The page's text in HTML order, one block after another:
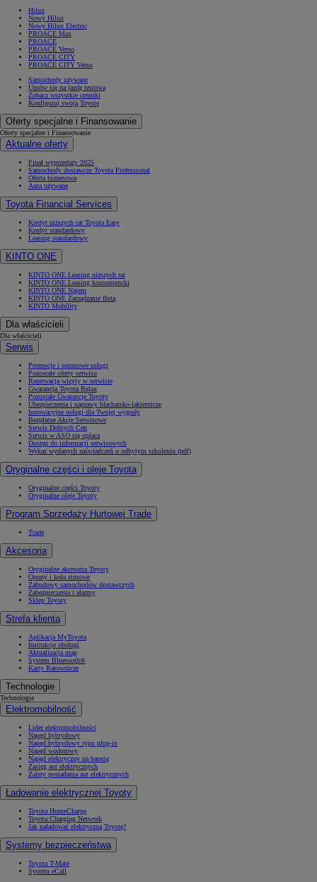
Hilux
Nowy Hilux
Nowy Hilux Electric
PROACE Max
PROACE
PROACE Verso
PROACE CITY
PROACE CITY Verso
Samochody używane
Umów się na jazdę testową
Zobacz wszystkie cenniki
Konfiguruj swoją Toyotę
Oferty specjalne i Finansowanie
Oferty specjalne i Finansowanie
Aktualne oferty
Finał wyprzedaży 2025
Samochody dostawcze Toyota Professional
Oferta biznesowa
Auta używane
Toyota Financial Services
Kredyt niższych rat Toyota Easy
Kredyt standardowy
Leasing standardowy
KINTO ONE
KINTO ONE Leasing niższych rat
KINTO ONE Leasing konsumencki
KINTO ONE Najem
KINTO ONE Zarządzanie flotą
KINTO Mobility
Dla właścicieli
Dla właścicieli
Serwis
Promocje i sezonowe usługi
Pozostałe oferty serwisu
Rezerwacja wizyty w serwisie
Gwarancja Toyota Relax
Pozostałe Gwarancje Toyoty
Ubezpieczenia i naprawy blacharsko-lakiernicze
Innowacyjne usługi dla Twojej wygody
Bezpłatne Akcje Serwisowe
Serwis Dobrych Cen
Serwis w ASO się opłaca
Dostęp do informacji serwisowych
Wykaz wydanych zaświadczeń o odbytym szkoleniu (pdf)
Oryginalne części i oleje Toyota
Oryginalne części Toyoty
Oryginalne oleje Toyoty
Program Sprzedaży Hurtowej Trade
Trade
Akcesoria
Oryginalne akcesoria Toyoty
Opony i koła zimowe
Zabudowy samochodów dostawczych
Zabezpieczenia i alarmy
Sklep Toyoty
Strefa klienta
Aplikacja MyToyota
Instrukcje obsługi
Aktualizacja map
System Bluetooth®
Karty Ratownicze
Technologie
Technologie
Elektromobilność
Lider elektromobilności
Napęd hybrydowy
Napęd hybrydowy typu plug-in
Napęd wodorowy
Napęd elektryczny na baterię
Zasięg aut elektrycznych
Zalety posiadania aut elektrycznych
Ładowanie elektrycznej Toyoty
Toyota HomeCharge
Toyota Charging Network
Jak naładować elektryczną Toyotę?
Systemy bezpieczeństwa
Toyota T-Mate
System eCall